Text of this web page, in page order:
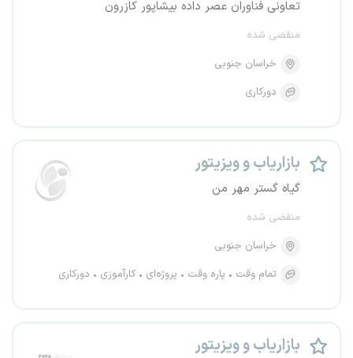
تعاونی فناوران عصر داده بیشاپور کازرون
منقضی شده
خراسان جنوبی
دورکاری
بازاریاب و ویزیتور
گیاه گستر مهر من
منقضی شده
خراسان جنوبی
تمام وقت
پاره وقت پروژه‌ای کارآموزی دورکاری
بازاریاب و ویزیتور